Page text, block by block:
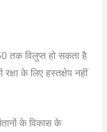
तक विलुप्त हो सकता है
के लिए हस्तक्षेप नहीं
के विकास के